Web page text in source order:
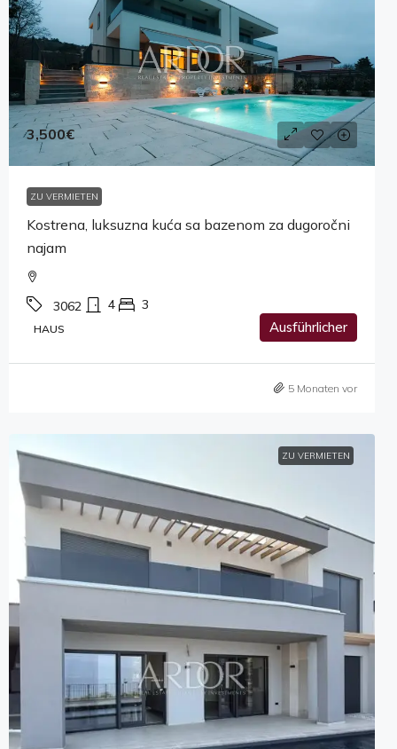
3,500€
ZU VERMIETEN
Kostrena, luksuzna kuća sa bazenom za dugoročni
najam
3062 4 3
HAUS Ausführlicher
5 Monaten vor
ZU VERMIETEN